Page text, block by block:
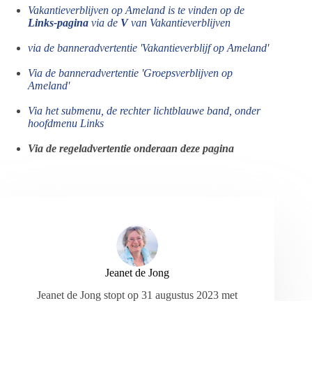
Vakantieverblijven op Ameland is te vinden op de
Links-pagina via de Vvan Vakantieverblijven
via de banneradvertentie 'Vakantieverblijf op Ameland'
Via de banneradvertentie 'Groepsverblijven op
Ameland'
Via het submenu, de rechter lichtblauwe band, onder
hoofdmenu Links
Via de regeladvertentie onderaan deze pagina
Jeanet de Jong
Jeanet de Jong stopt op 31 augustus 2023 met